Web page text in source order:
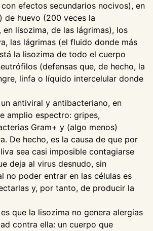
efectos secundarios nocivos), en
de huevo (200 veces la
lisozima, de las lágrimas), los
las lágrimas (el fluido donde más
la lisozima de todo el cuerpo
(defensas que, de hecho, la
linfa o líquido intercelular donde
antiviral y antibacteriano, en
amplio espectro: gripes,
Gram+ y (algo menos)
De hecho, es la causa de que por
sea casi imposible contagiarse
deja al virus desnudo, sin
no poder entrar en las células es
y, por tanto, de producir la
que la lisozima no genera alergias
contra ella: un cuerpo que